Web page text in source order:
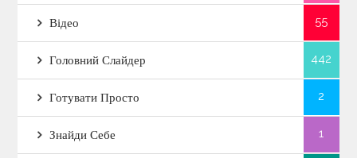
Відео 55
Головний Слайдер 442
Готувати Просто 2
Знайди Себе 1